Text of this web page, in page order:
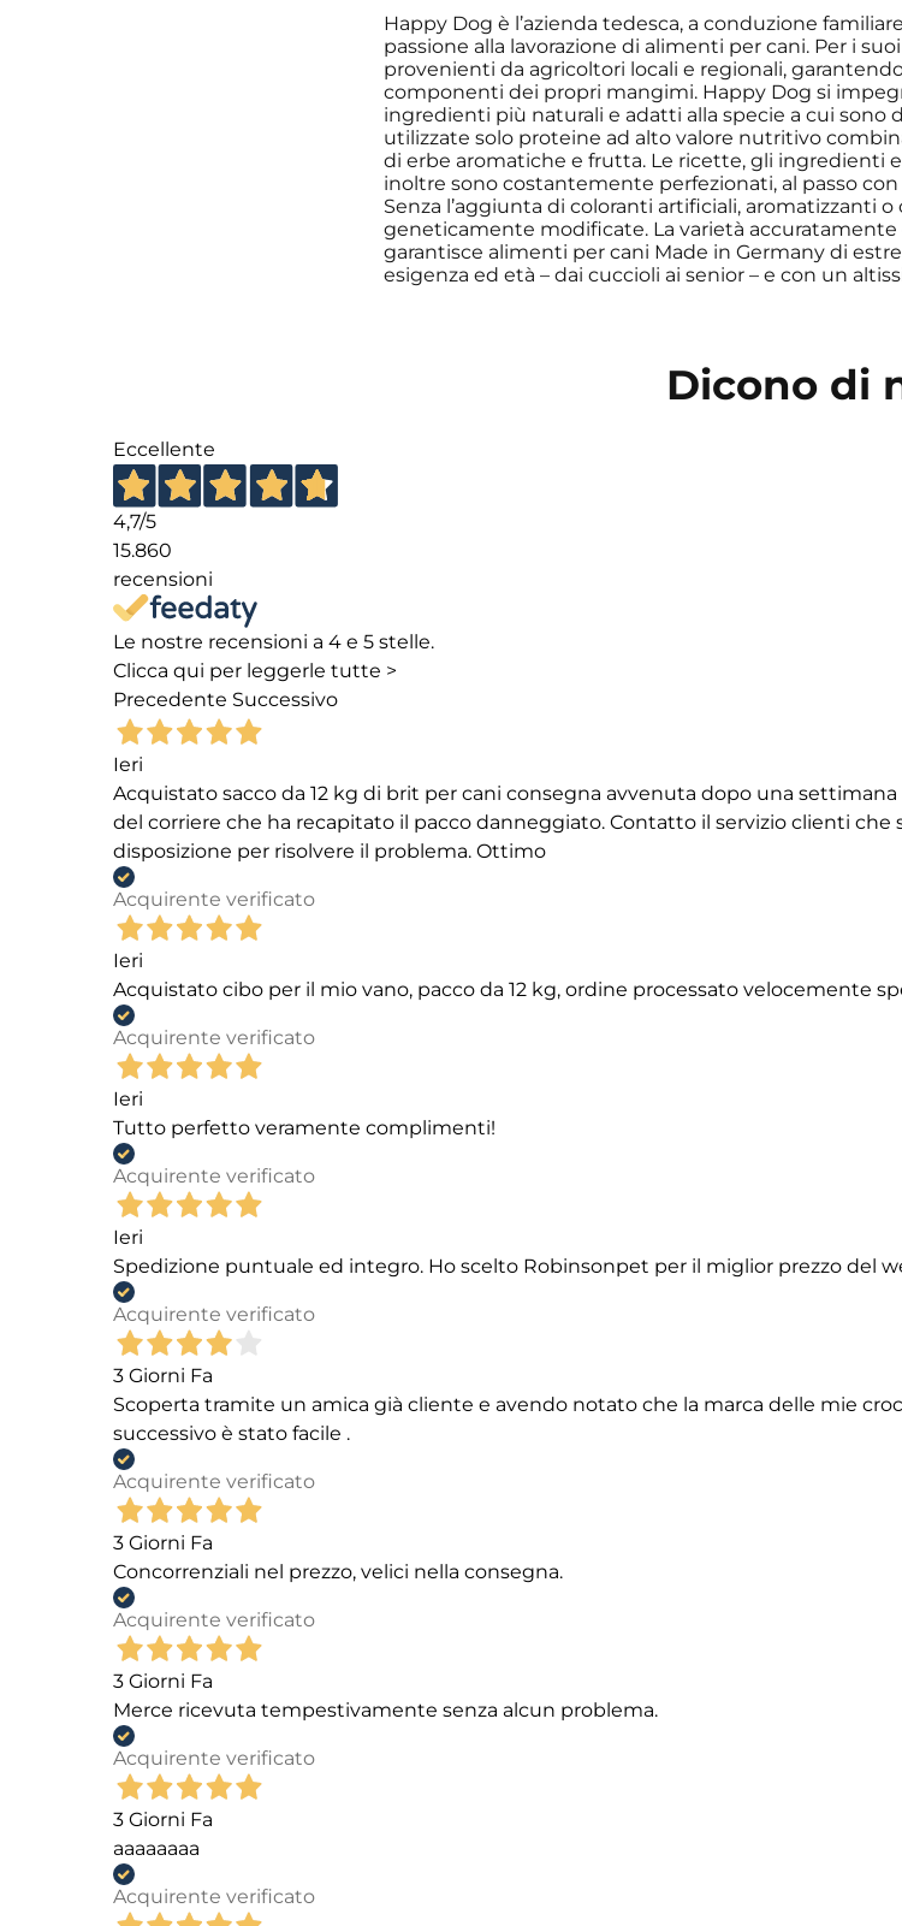
Happy Dog è l’azienda tedesca, a conduzione
passione alla lavorazione di alimenti per cani. Per i
provenienti da agricoltori locali e regionali,
componenti dei propri mangimi. Happy Dog si
ingredienti più naturali e adatti alla specie a cui sono
utilizzate solo proteine ad alto valore nutritivo
di erbe aromatiche e frutta. Le ricette, gli ingredienti
inoltre sono costantemente perfezionati, al passo
Senza l’aggiunta di coloranti artificiali, aromatizzanti
geneticamente modificate. La varietà
garantisce alimenti per cani Made in Germany di
esigenza ed età – dai cuccioli ai senior – e con un
Dicono di
Eccellente
4,7/5
15.860
recensioni
Le nostre recensioni a 4 e 5 stelle.
Clicca qui per leggerle tutte >
Precedente Successivo
Ieri
Acquistato sacco da 12 kg di brit per cani consegna avvenuta dopo una
del corriere che ha recapitato il pacco danneggiato. Contatto il servizio clienti che
disposizione per risolvere il problema. Ottimo
Acquirente verificato
Ieri
Acquistato cibo per il mio vano, pacco da 12 kg, ordine processato velocemente
Acquirente verificato
Ieri
Tutto perfetto veramente complimenti!
Acquirente verificato
Ieri
Spedizione puntuale ed integro. Ho scelto Robinsonpet per il miglior prezzo del
Acquirente verificato
3 Giorni Fa
Scoperta tramite un amica già cliente e avendo notato che la marca delle mie
successivo è stato facile .
Acquirente verificato
3 Giorni Fa
Concorrenziali nel prezzo, velici nella consegna.
Acquirente verificato
3 Giorni Fa
Merce ricevuta tempestivamente senza alcun problema.
Acquirente verificato
3 Giorni Fa
aaaaaaaa
Acquirente verificato